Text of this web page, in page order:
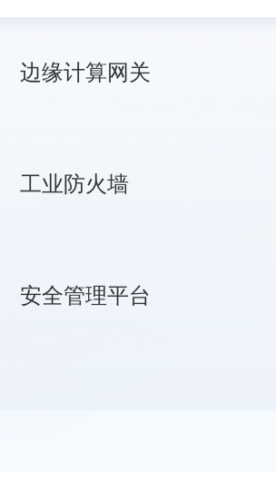
边缘计算网关
工业防火墙
安全管理平台